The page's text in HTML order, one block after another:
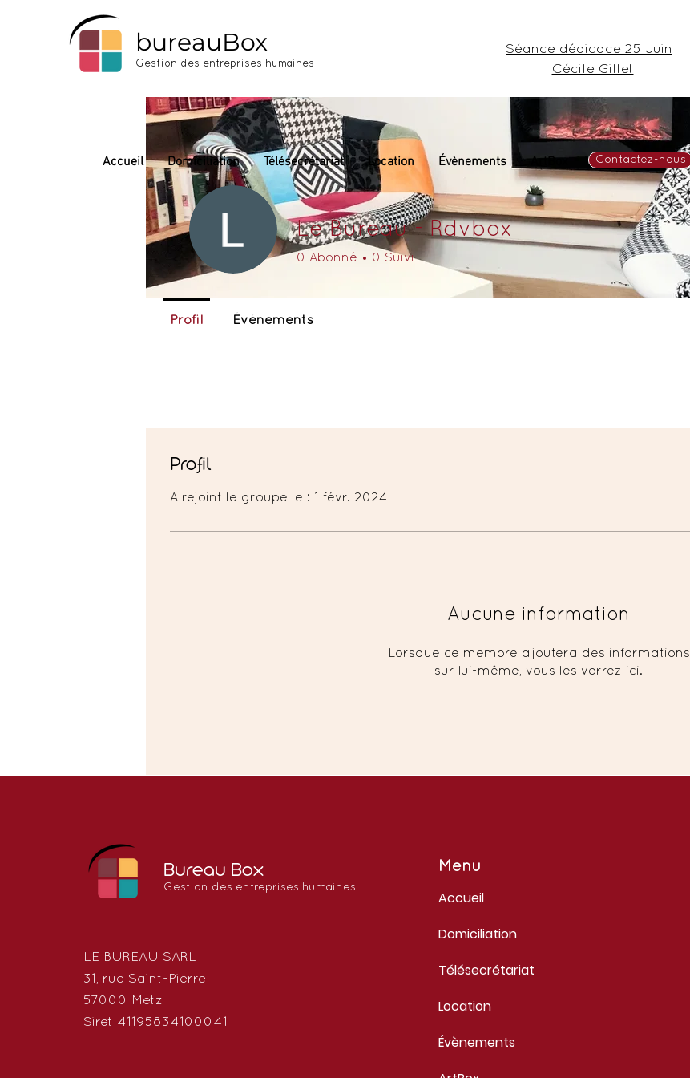
bureauBox
Gestion des entreprises humaines
Séance dédicace 25 Juin
Cécile Gillet
Accueil Domiciliation Télésecrétariat Location Évènements ArtBox Contactez-nous
Profil
A rejoint le groupe le : 1 févr. 2024
Aucune information
Lorsque ce membre ajoutera des informations
sur lui-même, vous les verrez ici.
Le Bureau - Rdvbox
0 Abonné 0 Suivi
Profil Événements
Bureau Box
Gestion des entreprises humaines
LE BUREAU SARL
31, rue Saint-Pierre
57000 Metz
Siret 41195834100041
Menu
Accueil
Domiciliation
Télésecrétariat
Location
Évènements